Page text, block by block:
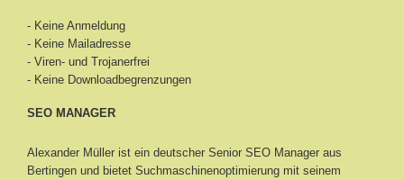
- Keine Anmeldung
- Keine Mailadresse
- Viren- und Trojanerfrei
- Keine Downloadbegrenzungen
SEO MANAGER
Alexander Müller ist ein deutscher Senior SEO Manager aus
Bertingen und bietet Suchmaschinenoptimierung mit seinem